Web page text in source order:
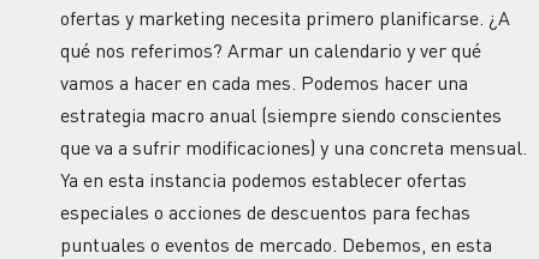
ofertas y marketing necesita primero planificarse. ¿A
qué nos referimos? Armar un calendario y ver qué
vamos a hacer en cada mes. Podemos hacer una
estrategia macro anual (siempre siendo conscientes
que va a sufrir modificaciones) y una concreta mensual.
Ya en esta instancia podemos establecer ofertas
especiales o acciones de descuentos para fechas
puntuales o eventos de mercado. Debemos, en esta